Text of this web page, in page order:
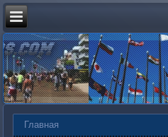
Главная